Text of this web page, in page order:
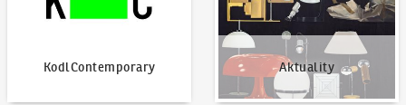
KodlContemporary Aktuality